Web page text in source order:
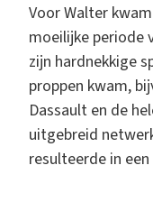
Voor Walter
moeilijke periode
zijn hardnekkige
proppen kwam,
Dassault en de
uitgebreid
resulteerde in